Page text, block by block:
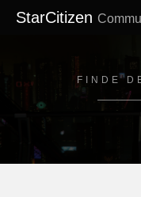
StarCitizen
FINDE